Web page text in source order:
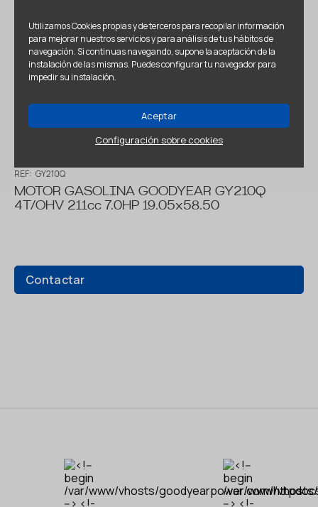
Utilizamos Cookies propias y de terceros para recopilar información
para mejorar nuestros servicios y para análisis de tus hábitos de
navegación. Si continuas navegando, supone la aceptación de la
instalación de las mismas. Puedes configurar tu navegador para
impedir su instalación.
Aceptar
Configuración sobre cookies
REF: GY210Q
MOTOR GASOLINA GOODYEAR GY210Q
4T/OHV 211cc 7.0HP 19.05x58.50
Contactar